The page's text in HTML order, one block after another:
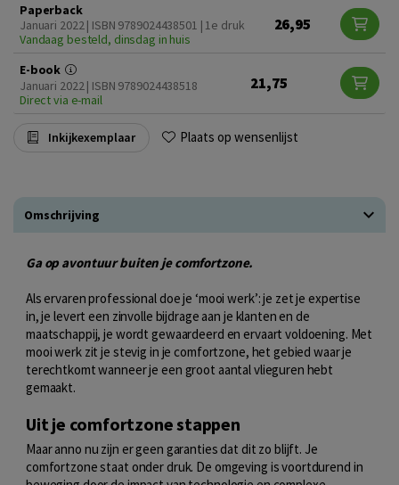
Paperback
Januari 2022 | ISBN 9789024438501 | 1e druk
Vandaag besteld, dinsdag in huis
26,95
E-book
Januari 2022 | ISBN 9789024438518
Direct via e-mail
21,75
Inkijkexemplaar Plaats op wensenlijst
Omschrijving
Ga op avontuur buiten je comfortzone.
Als ervaren professional doe je ‘mooi werk’: je zet je expertise
in, je levert een zinvolle bijdrage aan je klanten en de
maatschappij, je wordt gewaardeerd en ervaart voldoening. Met
mooi werk zit je stevig in je comfortzone, het gebied waar je
terechtkomt wanneer je een groot aantal vlieguren hebt
gemaakt.
Uit je comfortzone stappen
Maar anno nu zijn er geen garanties dat dit zo blijft. Je
comfortzone staat onder druk. De omgeving is voortdurend in